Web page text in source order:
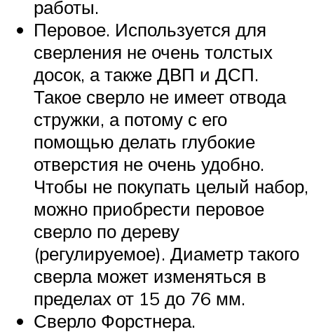
работы.
Перовое. Используется для
сверления не очень толстых
досок, а также ДВП и ДСП.
Такое сверло не имеет отвода
стружки, а потому с его
помощью делать глубокие
отверстия не очень удобно.
Чтобы не покупать целый набор,
можно приобрести перовое
сверло по дереву
(регулируемое). Диаметр такого
сверла может изменяться в
пределах от 15 до 76 мм.
Сверло Форстнера.